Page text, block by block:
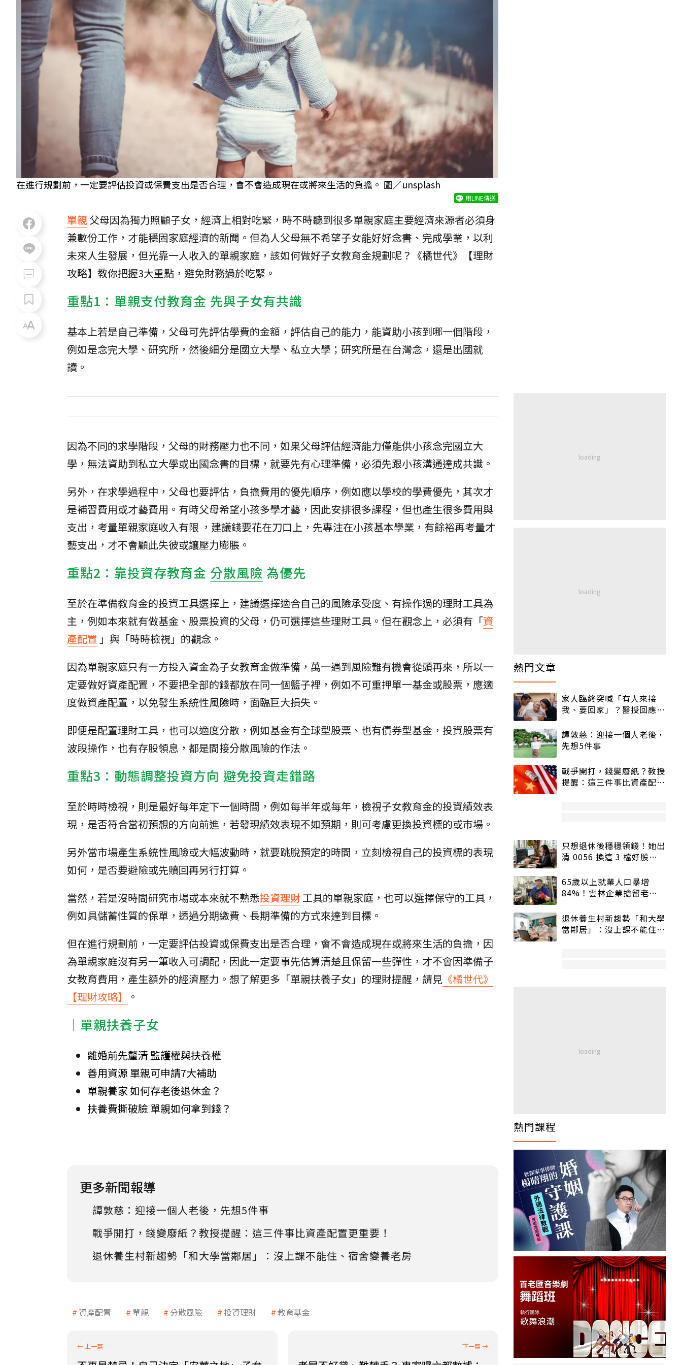
在進行規劃前，一定要評估投資或保費支出是否合理，會不會造成現在或將來生活的負擔。 圖／unsplash
用LINE傳送
單親父母因為獨力照顧子女，經濟上相對吃緊，時不時聽到很多單親家庭主要經濟來源者必須身
兼數份工作，才能穩固家庭經濟的新聞。但為人父母無不希望子女能好好念書、完成學業，以利
未來人生發展，但光靠一人收入的單親家庭，該如何做好子女教育金規劃呢？《橘世代》【理財
攻略】教你把握3大重點，避免財務過於吃緊。
重點1：單親支付教育金 先與子女有共識
基本上若是自己準備，父母可先評估學費的金額，評估自己的能力，能資助小孩到哪一個階段，
例如是念完大學、研究所，然後細分是國立大學、私立大學；研究所是在台灣念，還是出國就
讀。
因為不同的求學階段，父母的財務壓力也不同，如果父母評估經濟能力僅能供小孩念完國立大
學，無法資助到私立大學或出國念書的目標，就要先有心理準備，必須先跟小孩溝通達成共識。
另外，在求學過程中，父母也要評估，負擔費用的優先順序，例如應以學校的學費優先，其次才
是補習費用或才藝費用。有時父母希望小孩多學才藝，因此安排很多課程，但也產生很多費用與
支出，考量單親家庭收入有限 ，建議錢要花在刀口上，先專注在小孩基本學業，有餘裕再考量才
藝支出，才不會顧此失彼或讓壓力膨脹。
重點2：靠投資存教育金 分散風險 為優先
至於在準備教育金的投資工具選擇上，建議選擇適合自己的風險承受度、有操作過的理財工具為
主，例如本來就有做基金、股票投資的父母，仍可選擇這些理財工具。但在觀念上，必須有「資
產配置 」與「時時檢視」的觀念。
因為單親家庭只有一方投入資金為子女教育金做準備，萬一遇到風險難有機會從頭再來，所以一
定要做好資產配置，不要把全部的錢都放在同一個籃子裡，例如不可重押單一基金或股票，應適
度做資產配置，以免發生系統性風險時，面臨巨大損失。
即便是配置理財工具，也可以適度分散，例如基金有全球型股票、也有債券型基金，投資股票有
波段操作，也有存股領息，都是間接分散風險的作法。
重點3：動態調整投資方向 避免投資走錯路
至於時時檢視，則是最好每年定下一個時間，例如每半年或每年，檢視子女教育金的投資績效表
現，是否符合當初預想的方向前進，若發現績效表現不如預期，則可考慮更換投資標的或市場。
另外當市場產生系統性風險或大幅波動時，就要跳脫預定的時間，立刻檢視自己的投資標的表現
如何，是否要避險或先贖回再另行打算。
當然，若是沒時間研究市場或本來就不熟悉投資理財工具的單親家庭，也可以選擇保守的工具，
例如具儲蓄性質的保單，透過分期繳費、長期準備的方式來達到目標。
但在進行規劃前，一定要評估投資或保費支出是否合理，會不會造成現在或將來生活的負擔，因
為單親家庭沒有另一筆收入可調配，因此一定要事先估算清楚且保留一些彈性，才不會因準備子
女教育費用，產生額外的經濟壓力。想了解更多「單親扶養子女」的理財提醒，請見 《橘世代》
【理財攻略】
。
│單親扶養子女
離婚前先釐清 監護權與扶養權
善用資源 單親可申請7大補助
單親養家 如何存老後退休金？
扶養費撕破臉 單親如何拿到錢？
更多新聞報導
譚敦慈：迎接一個人老後，先想5件事
戰爭開打，錢變廢紙？教授提醒：這三件事比資產配置更重要！
退休養生村新趨勢「和大學當鄰居」：沒上課不能住、宿舍變養老房
資產配置 單親 分散風險 投資理財 教育基金
熱門文章
家人臨終突喊「有人來接
我、要回家」？醫授回應方
譚敦慈：迎接一個人老後，
先想5件事
戰爭開打，錢變廢紙？教授
提醒：這三件事比資產配置
只想退休後穩穩領錢！她出
清 0056 換這 3 檔好股：
65歲以上就業人口暴增
84%！雲林企業搶留老員
退休養生村新趨勢「和大學
當鄰居」：沒上課不能住、
熱門課程